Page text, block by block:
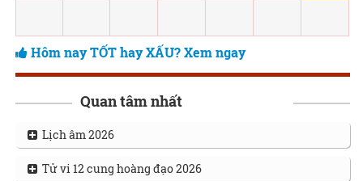
Hôm nay TỐT hay XẤU? Xem ngay
Quan tâm nhất
Lịch âm 2026
Tử vi 12 cung hoàng đạo 2026